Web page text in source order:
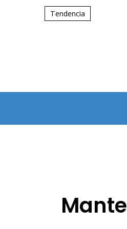
Tendencia